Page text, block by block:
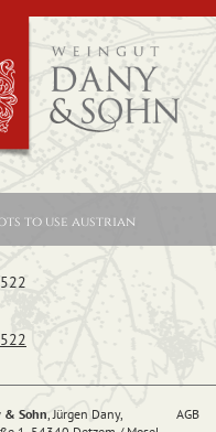
to use austrian
AGB
& Sohn, Jürgen Dany,